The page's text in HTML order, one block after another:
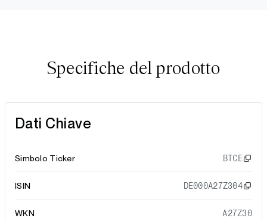
Specifiche del prodotto
Dati Chiave
Simbolo Ticker BTCE
ISIN DE000A27Z304
WKN A27Z30